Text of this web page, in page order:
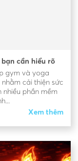
cần hiểu rõ
gym và yoga
cải thiện sức
nhiều phần mềm
Xem thêm